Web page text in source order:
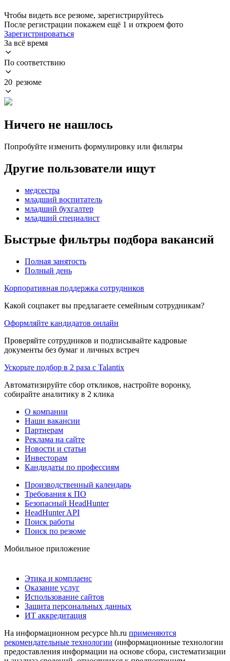
Чтобы видеть все резюме, зарегистрируйтесь
После регистрации покажем ещё 1 и откроем фото
Зарегистрироваться
За всё время
По соответствию
20 резюме
Ничего не нашлось
Попробуйте изменить формулировку или фильтры
Другие пользователи ищут
медсестра
младший воспитатель
младший бухгалтер
младший специалист
Быстрые фильтры подбора вакансий
Полная занятость
Полный день
Корпоративная поддержка сотрудников
Какой соцпакет вы предлагаете семейным сотрудникам?
Оформляйте кандидатов онлайн
Проверяйте сотрудников и подписывайте кадровые
документы без бумаг и личных встреч
Ускорьте подбор в 2 раза с Talantix
Автоматизируйте сбор откликов, настройте воронку,
собирайте аналитику в 2 клика
О компании
Наши вакансии
Партнерам
Реклама на сайте
Новости и статьи
Инвесторам
Кандидаты по профессиям
Производственный календарь
Требования к ПО
Безопасный HeadHunter
HeadHunter API
Поиск работы
Поиск по резюме
Мобильное приложение
Этика и комплаенс
Оказание услуг
Использование сайтов
Защита персональных данных
ИТ аккредитация
На информационном ресурсе hh.ru применяются
рекомендательные технологии (информационные технологии
предоставления информации на основе сбора, систематизации